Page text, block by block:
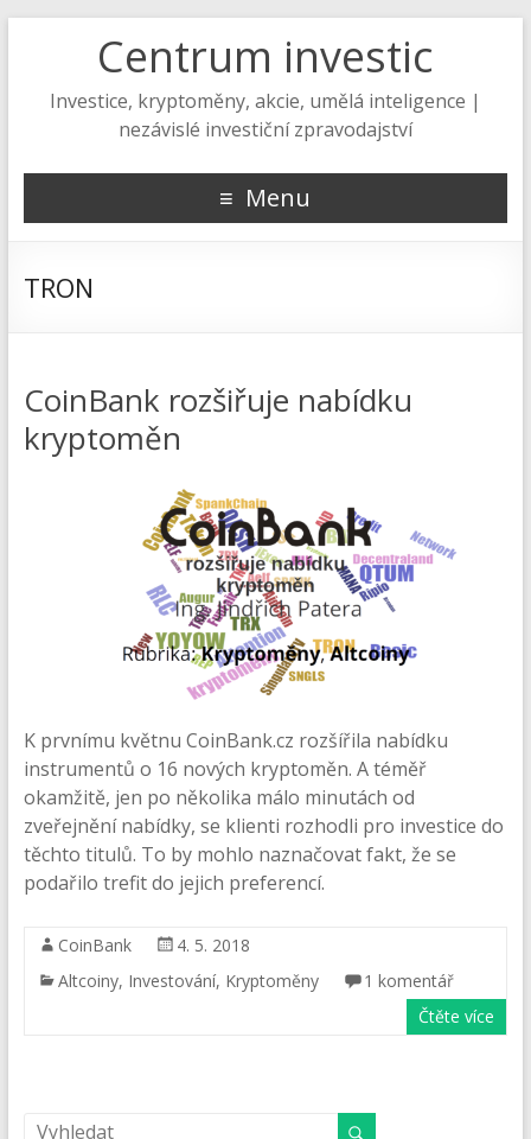
Centrum investic
Investice, kryptoměny, akcie, umělá inteligence |
nezávislé investiční zpravodajství
Menu
TRON
CoinBank rozšiřuje nabídku
kryptoměn
K prvnímu květnu CoinBank.cz rozšířila nabídku
instrumentů o 16 nových kryptoměn. A téměř
okamžitě, jen po několika málo minutách od
zveřejnění nabídky, se klienti rozhodli pro investice do
těchto titulů. To by mohlo naznačovat fakt, že se
podařilo trefit do jejich preferencí.
CoinBank
4. 5. 2018
Altcoiny, Investování, Kryptoměny
1 komentář
Čtěte více